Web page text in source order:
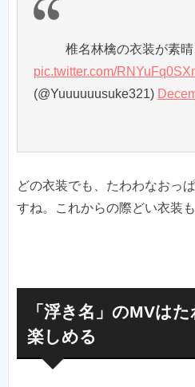
椎名林檎の衣装が素
pic.twitter.com/
(@Yuuuuuusuke321)
どの衣装でも、たわわなおっ
すね。これからの際どい衣装
「浮き名」のMVは
楽しめる